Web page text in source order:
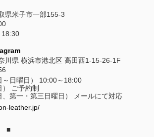
米子市一部155-3
18:30
県 横浜市港北区 高田西1-15-26-1F
～日曜日） 10:00～18:00
ご予約制
、第一・第三日曜日） メールにて対応
leather.jp/
■